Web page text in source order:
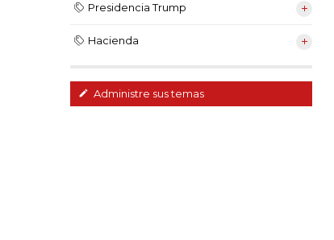
Presidencia Trump
Hacienda
Administre sus temas